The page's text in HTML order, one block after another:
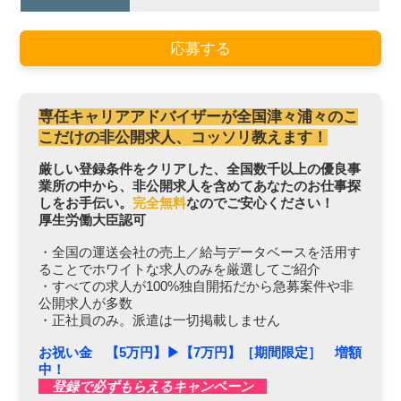
応募する
専任キャリアアドバイザーが全国津々浦々のこ
こだけの非公開求人、コッソリ教えます！
厳しい登録条件をクリアした、全国数千以上の優良事
業所の中から、非公開求人を含めてあなたのお仕事探
しをお手伝い。 完全無料なのでご安心ください！
厚生労働大臣認可
・全国の運送会社の売上／給与データベースを活用す
ることでホワイトな求人のみを厳選してご紹介
・すべての求人が100%独自開拓だから急募案件や非
公開求人が多数
・正社員のみ。派遣は一切掲載しません
お祝い金 【5万円】▶︎【7万円】［期間限定］ 増額
中！
登録で必ずもらえるキャンペーン